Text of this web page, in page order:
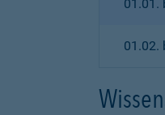
01.01.
01.02.